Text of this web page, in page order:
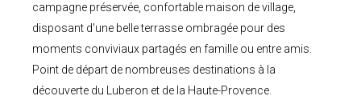
campagne préservée, confortable maison de village,
disposant d'une belle terrasse ombragée pour des
moments conviviaux partagés en famille ou entre amis.
Point de départ de nombreuses destinations à la
découverte du Luberon et de la Haute-Provence.